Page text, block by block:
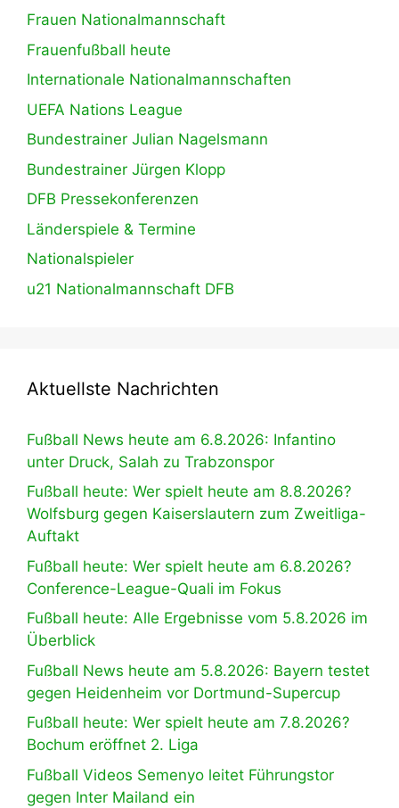
Frauen Nationalmannschaft
Frauenfußball heute
Internationale Nationalmannschaften
UEFA Nations League
Bundestrainer Julian Nagelsmann
Bundestrainer Jürgen Klopp
DFB Pressekonferenzen
Länderspiele & Termine
Nationalspieler
u21 Nationalmannschaft DFB
Aktuellste Nachrichten
Fußball News heute am 6.8.2026: Infantino
unter Druck, Salah zu Trabzonspor
Fußball heute: Wer spielt heute am 8.8.2026?
Wolfsburg gegen Kaiserslautern zum Zweitliga-
Auftakt
Fußball heute: Wer spielt heute am 6.8.2026?
Conference-League-Quali im Fokus
Fußball heute: Alle Ergebnisse vom 5.8.2026 im
Überblick
Fußball News heute am 5.8.2026: Bayern testet
gegen Heidenheim vor Dortmund-Supercup
Fußball heute: Wer spielt heute am 7.8.2026?
Bochum eröffnet 2. Liga
Fußball Videos Semenyo leitet Führungstor
gegen Inter Mailand ein